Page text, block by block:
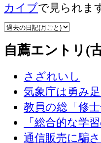
カイブで見られま
自薦エントリ(
さざれいし
気象庁は勇み
教員の総「修
「総合的な学
通信販売に騙